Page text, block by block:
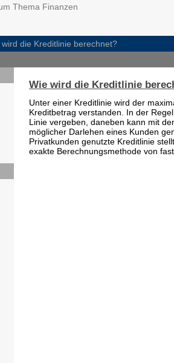
Thema Finanzen
wird die Kreditlinie berechnet?
Wie wird die Kreditlinie
Unter einer Kreditlinie wird der
Kreditbetrag verstanden. In der
Linie vergeben, daneben kann mit
möglicher Darlehen eines Kunden
Privatkunden genutzte Kreditlinie
exakte Berechnungsmethode von